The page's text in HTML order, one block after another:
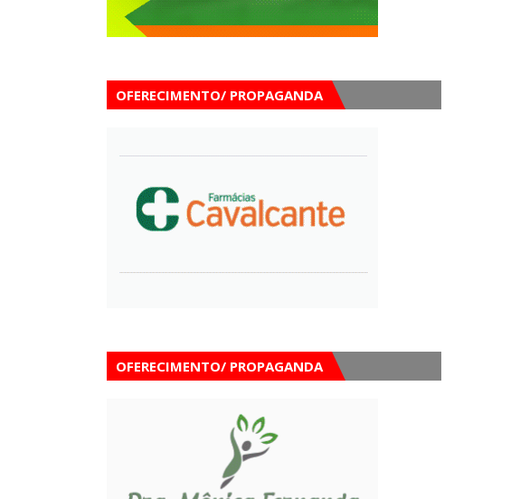
OFERECIMENTO/ PROPAGANDA
OFERECIMENTO/ PROPAGANDA